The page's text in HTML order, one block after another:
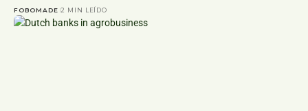
FOBOMADE 2 MIN LEÍDO